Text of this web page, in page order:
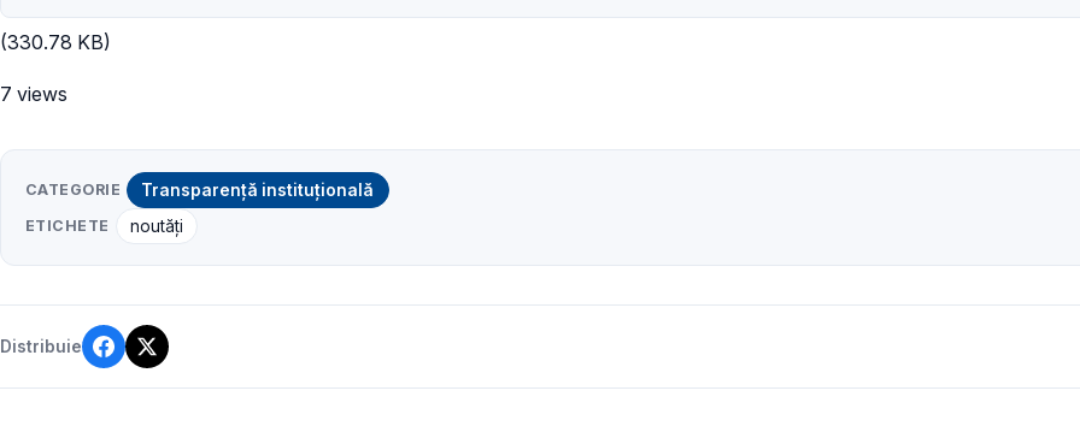
(330.78 KB)
7 views
CATEGORIE Transparență instituțională
ETICHETE noutăți
Distribuie